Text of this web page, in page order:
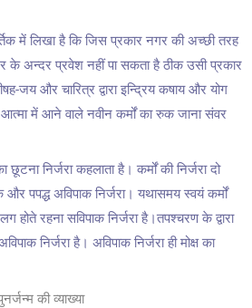
में लिखा है कि जिस प्रकार नगर की अच्छी तरह
अन्दर प्रवेश नहीं पा सकता है ठीक उसी प्रकार
जय और चारित्र द्वारा इन्द्रिय कषाय और योग
में आने वाले नवीन कर्मों का रुक जाना संवर
निर्जरा कहलाता है। कर्मों की निर्जरा दो
और पपद्ध अविपाक निर्जरा। यथासमय स्वयं कर्मों
रहना सविपाक निर्जरा है।तपश्चरण के द्वारा
निर्जरा है। अविपाक निर्जरा ही मोक्ष का
की व्याख्या